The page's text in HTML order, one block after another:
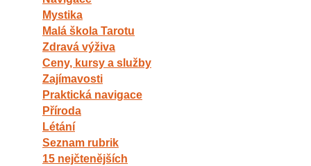
Mystika
Malá škola Tarotu
Zdravá výživa
Ceny, kursy a služby
Zajímavosti
Praktická navigace
Příroda
Létání
Seznam rubrik
15 nejčtenějších